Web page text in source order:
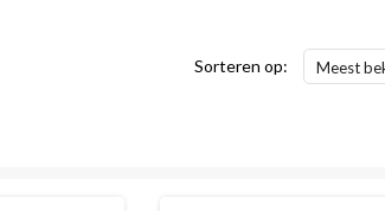
Sorteren op: Meest